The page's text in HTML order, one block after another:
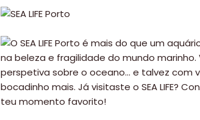
&
Bronzeado
Sun7